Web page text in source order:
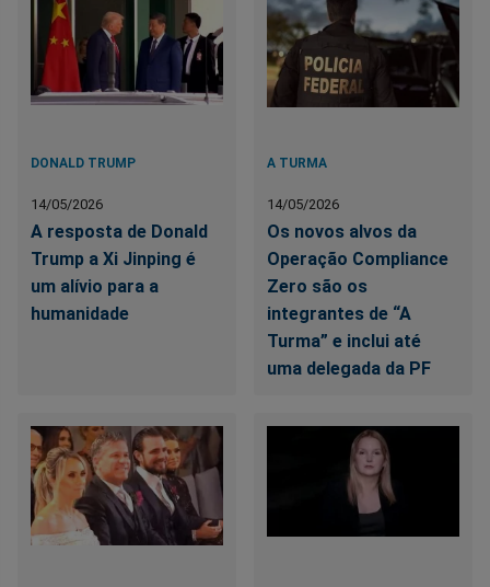
DONALD TRUMP
14/05/2026
A resposta de Donald
Trump a Xi Jinping é
um alívio para a
humanidade
A TURMA
14/05/2026
Os novos alvos da
Operação Compliance
Zero são os
integrantes de “A
Turma” e inclui até
uma delegada da PF